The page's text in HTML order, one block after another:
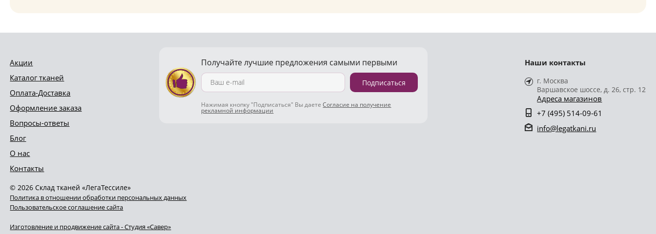
Акции
Каталог тканей
Оплата-Доставка
Оформление заказа
Вопросы-ответы
Блог
О нас
Контакты
Получайте лучшие предложения самыми первыми
Подписаться
Нажимая кнопку "Подписаться" Вы даетеСогласие на получение
рекламной информации
Наши контакты
г. Москва
Варшавское шоссе, д. 26, стр. 12
Адреса магазинов
+7 (495) 514-09-61
info@legatkani.ru
© 2026 Склад тканей «ЛегаТессиле»
Политика в отношении обработки персональных данных
Пользовательское соглашение сайта
Изготовление и продвижение сайта - Студия «Савер»